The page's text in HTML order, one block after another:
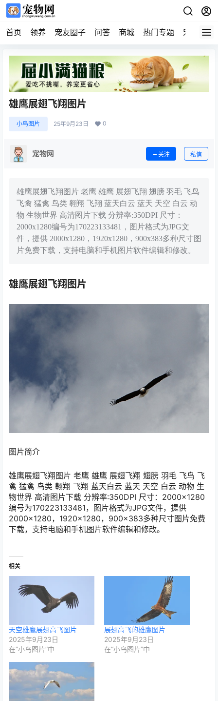
首页 领养 宠友圈子 问答 商城 热门专题 宠物企业
雄鹰展翅飞翔图片
小鸟图片 25年9月23日 0
宠物网 关注 私信
雄鹰展翅飞翔图片 老鹰 雄鹰 展翅飞翔 翅膀 羽毛 飞鸟
飞禽 猛禽 鸟类 翱翔 飞翔 蓝天白云 蓝天 天空 白云 动
物 生物世界 高清图片下载 分辨率:350DPI 尺寸：
2000x1280编号为170223133481，图片格式为JPG文
件，提供 2000x1280，1920x1280，900x383多种尺寸图
片免费下载，支持电脑和手机图片软件编辑和修改。
雄鹰展翅飞翔图片
图片简介
雄鹰展翅飞翔图片 老鹰 雄鹰 展翅飞翔 翅膀 羽毛 飞鸟 飞
禽 猛禽 鸟类 翱翔 飞翔 蓝天白云 蓝天 天空 白云 动物 生
物世界 高清图片下载 分辨率:350DPI 尺寸：2000×1280
编号为170223133481，图片格式为JPG文件，提供
2000×1280，1920×1280，900×383多种尺寸图片免费
下载，支持电脑和手机图片软件编辑和修改。
相关
天空雄鹰展翅高飞图片
2025年9月23日
在“小鸟图片”中
展翅高飞的雄鹰图片
2025年9月23日
在“小鸟图片”中